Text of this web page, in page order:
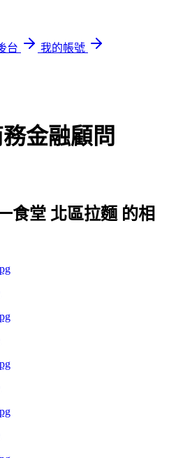
台
我的帳號
金融顧問
食堂 北區拉麵 的相